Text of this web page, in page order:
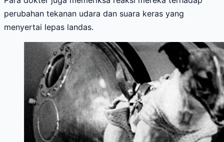
perubahan tekanan udara dan suara keras yang
menyertai lepas landas.